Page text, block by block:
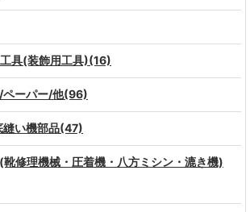
具(装飾用工具)(16)
ペーパー/他(96)
縫い機部品(47)
靴修理機械・圧着機・八方ミシン・漉き機)